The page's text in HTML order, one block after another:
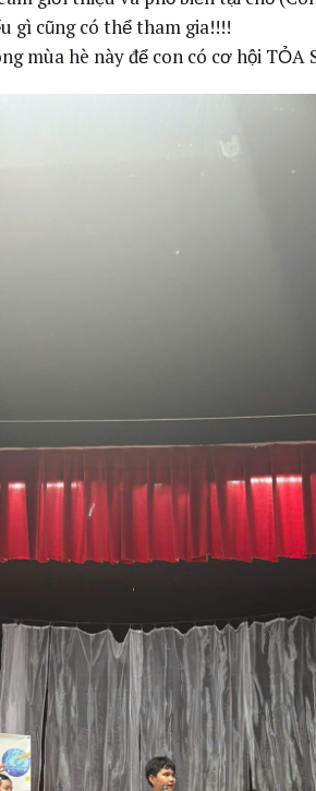
gì cũng có thể tham gia!!!!
mùa hè này để con có cơ hội TỎA